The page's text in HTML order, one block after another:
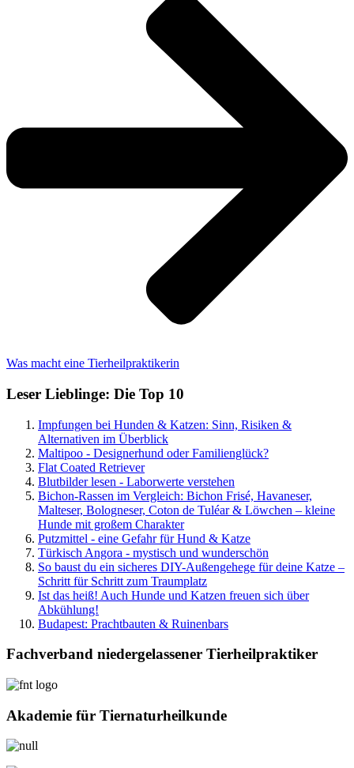
Was macht eine Tierheilpraktikerin
Leser Lieblinge: Die Top 10
Impfungen bei Hunden & Katzen: Sinn, Risiken &
Alternativen im Überblick
Maltipoo - Designerhund oder Familienglück?
Flat Coated Retriever
Blutbilder lesen - Laborwerte verstehen
Bichon-Rassen im Vergleich: Bichon Frisé, Havaneser,
Malteser, Bologneser, Coton de Tuléar & Löwchen – kleine
Hunde mit großem Charakter
Putzmittel - eine Gefahr für Hund & Katze
Türkisch Angora - mystisch und wunderschön
So baust du ein sicheres DIY-Außengehege für deine Katze –
Schritt für Schritt zum Traumplatz
Ist das heiß! Auch Hunde und Katzen freuen sich über
Abkühlung!
Budapest: Prachtbauten & Ruinenbars
Fachverband niedergelassener Tierheilpraktiker
Akademie für Tiernaturheilkunde